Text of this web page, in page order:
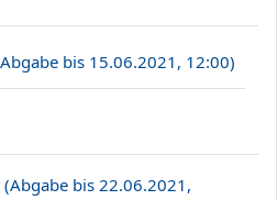
bis 15.06.2021, 12:00)
bis 22.06.2021,